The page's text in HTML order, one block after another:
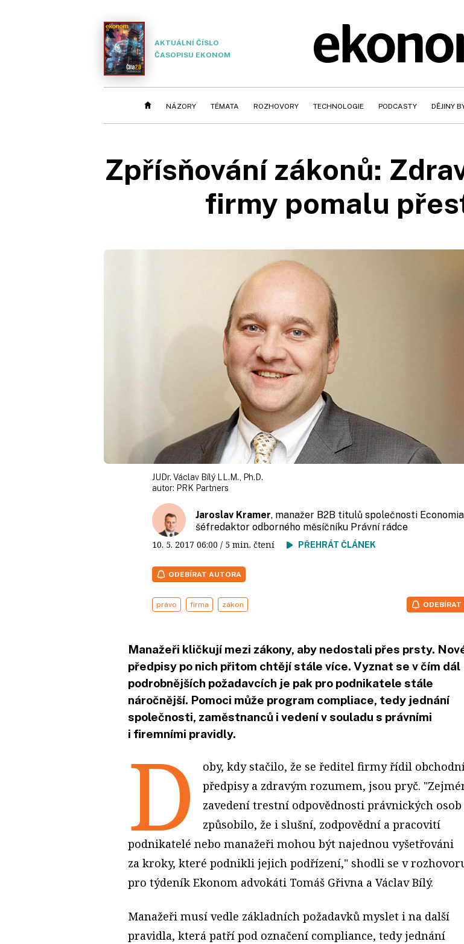
AKTUÁLNÍ ČÍSLO
ČASOPISU EKONOM
NÁZORY TÉMATA ROZHOVORY TECHNOLOGIE PODCASTY DĚJINY
Zpřísňování zákonů:
firmy pomalu
JUDr. Václav Bílý LL.M., Ph.D.
autor: PRK Partners
Jaroslav Kramer, manažer B2B titulů společnosti
šéfredaktor odborného měsíčníku Právní rádce
10. 5. 2017 06:00 / 5 min. čtení PŘEHRÁT ČLÁNEK
ODEBÍRAT AUTORA
právo firma zákon
Manažeři kličkují mezi zákony, aby nedostali přes prsty.
předpisy po nich přitom chtějí stále více. Vyznat se v čím dál
podrobnějších požadavcích je pak pro podnikatele stále
náročnější. Pomoci může program compliace, tedy jednání
společnosti, zaměstnanců i vedení v souladu s právními
i firemními pravidly.
D
oby, kdy stačilo, že se ředitel firmy řídil
předpisy a zdravým rozumem, jsou pryč.
zavedení trestní odpovědnosti právnických osob
způsobilo, že i slušní, zodpovědní a pracovití
podnikatelé nebo manažeři mohou být najednou vyšetřováni
za kroky, které podnikli jejich podřízení," shodli se v
pro týdeník Ekonom advokáti Tomáš Gřivna a Václav Bílý.
Manažeři musí vedle základních požadavků myslet i na další
pravidla, která patří pod označení compliance, tedy jednání